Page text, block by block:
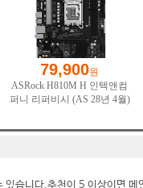
있습니다.추천이 5 이상이면